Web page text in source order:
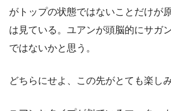
がトップの状態ではないことだけが
は見ている。ユアンが頭脳的にサガ
ではないかと思う。
どちらにせよ、この先がとても楽し